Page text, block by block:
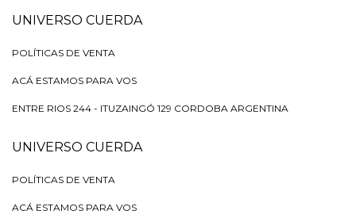
UNIVERSO CUERDA
POLÍTICAS DE VENTA
ACÁ ESTAMOS PARA VOS
ENTRE RIOS 244 - ITUZAINGÓ 129 CORDOBA ARGENTINA
UNIVERSO CUERDA
POLÍTICAS DE VENTA
ACÁ ESTAMOS PARA VOS